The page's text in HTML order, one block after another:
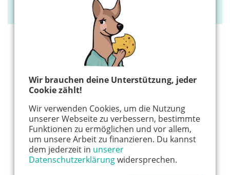
Wir brauchen deine Unterstützung, jeder
Cookie zählt!
Wir verwenden Cookies, um die Nutzung
unserer Webseite zu verbessern, bestimmte
Funktionen zu ermöglichen und vor allem,
um unsere Arbeit zu finanzieren. Du kannst
dem jederzeit in unserer
Datenschutzerklärungwidersprechen.